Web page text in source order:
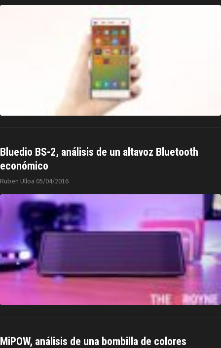
Bluedio BS-2, análisis de un altavoz Bluetooth
económico
Ruben Ulloa 05/04/2016
MiPOW, análisis de una bombilla de colores